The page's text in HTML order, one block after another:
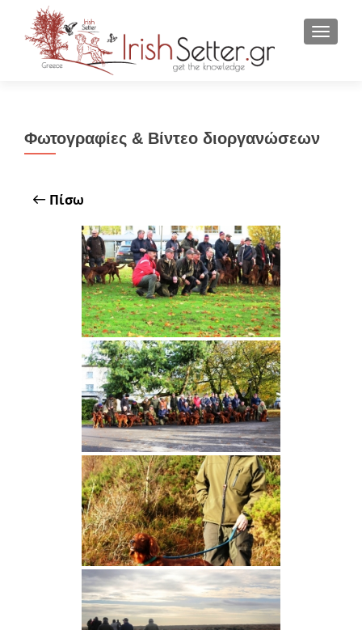
Φωτογραφίες & Βίντεο διοργανώσεων
Πίσω